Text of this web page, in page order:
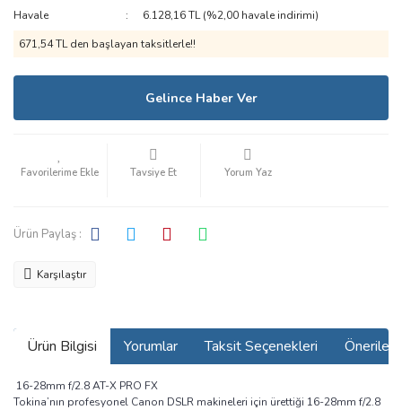
Havale
6.128,16 TL (%2,00 havale indirimi)
671,54 TL den başlayan taksitlerle!!
Gelince Haber Ver
Tavsiye Et Yorum Yaz
Ürün Paylaş :
Karşılaştır
Ürün Bilgisi Yorumlar Taksit Seçenekleri
16-28mm f/2.8 AT-X PRO FX
Tokina’nın profesyonel Canon DSLR makineleri için ürettiği 16-28mm f/2.8